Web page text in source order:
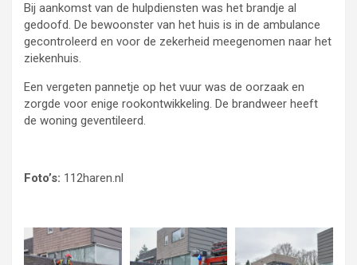
Bij aankomst van de hulpdiensten was het brandje al
gedoofd. De bewoonster van het huis is in de ambulance
gecontroleerd en voor de zekerheid meegenomen naar het
ziekenhuis.
Een vergeten pannetje op het vuur was de oorzaak en
zorgde voor enige rookontwikkeling. De brandweer heeft
de woning geventileerd.
Foto’s: 112haren.nl